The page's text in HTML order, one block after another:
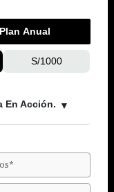
Plan Anual
S/1000
En Acción.